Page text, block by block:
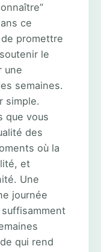
ce
de promettre
le
une
semaines.
simple.
que vous
des
où la
et
Une
journée
qui rend